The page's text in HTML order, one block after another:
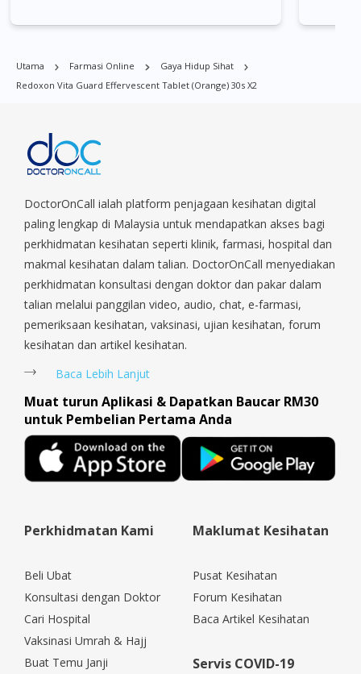
Clementi, Chinatown, Commonwealt, City Hall, Clarke Quay,
Changi Airport, Changi Village, Clementi Park, Dairy Farm,
Kallang/ Whampoa, Lim Chu Kang, Marine Parade, Marina,
Macpherson, Mandai, Newton, Novena, Orchard, Pasir Ris,
Rochor, River Valley, Sembawang, Sengkang, Serangoon,
Serangoon Rd, Seletar, Tampines, Toa Payoh, Tanjong Pagar,
Telok Blangah, Tanglin, Thomson, Tuas, Tengah, Upper East
Coast, Upper Bukit Timah, Upper Thomson, Woodlands, West
Coast, Yishun, Yio Chu Kang.
Utama Farmasi Online
Gaya Hidup Sihat
Redoxon Vita Guard Effervescent Tablet (Orange) 30s X2
DoctorOnCall ialah platform penjagaan kesihatan digital
paling lengkap di Malaysia untuk mendapatkan akses bagi
perkhidmatan kesihatan seperti klinik, farmasi, hospital dan
makmal kesihatan dalam talian. DoctorOnCall menyediakan
perkhidmatan konsultasi dengan doktor dan pakar dalam
talian melalui panggilan video, audio, chat, e-farmasi,
pemeriksaan kesihatan, vaksinasi, ujian kesihatan, forum
kesihatan dan artikel kesihatan.
Baca Lebih Lanjut
Muat turun Aplikasi & Dapatkan Baucar RM30
untuk Pembelian Pertama Anda
Perkhidmatan Kami
Beli Ubat
Konsultasi dengan Doktor
Cari Hospital
Vaksinasi Umrah & Hajj
Buat Temu Janji
Maklumat Kesihatan
Pusat Kesihatan
Forum Kesihatan
Baca Artikel Kesihatan
Servis COVID-19